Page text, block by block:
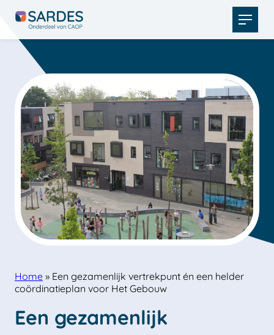
Open
menu
Home » Een gezamenlijk vertrekpunt én een helder
coördinatieplan voor Het Gebouw
Een gezamenlijk